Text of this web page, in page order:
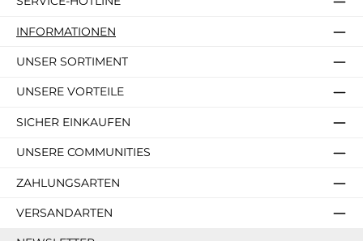
INFORMATIONEN
UNSER SORTIMENT
UNSERE VORTEILE
SICHER EINKAUFEN
UNSERE COMMUNITIES
ZAHLUNGSARTEN
VERSANDARTEN